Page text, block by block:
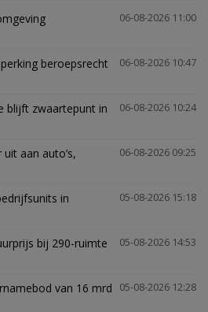
06-08-2026 11:00
06-08-2026 10:47
beroepsrecht
06-08-2026 10:24
blijft zwaartepunt in
06-08-2026 09:25
aan auto’s,
05-08-2026 15:18
in
05-08-2026 14:53
bij 290-ruimte
05-08-2026 12:28
van 16 mrd